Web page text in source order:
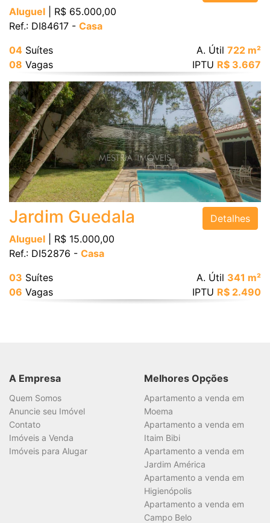
Aluguel | R$ 65.000,00
Ref.: DI84617 - Casa
04 Suítes
08 Vagas
A. Útil 722 m²
IPTU R$ 3.667
Jardim Guedala
Aluguel | R$ 15.000,00
Ref.: DI52876 - Casa
Detalhes
03 Suítes
06 Vagas
A. Útil 341 m²
IPTU R$ 2.490
A Empresa
Quem Somos
Anuncie seu Imóvel
Contato
Imóveis a Venda
Imóveis para Alugar
Melhores Opções
Apartamento a venda em
Moema
Apartamento a venda em
Itaim Bibi
Apartamento a venda em
Jardim América
Apartamento a venda em
Higienópolis
Apartamento a venda em
Campo Belo